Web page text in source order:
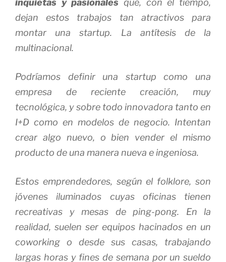
dejan estos trabajos tan atractivos para
montar unastartup. La antítesis de la
multinacional.
Podríamos definir una startup como una
empresa de reciente creación, muy
tecnológica, y sobre todo innovadora tanto en
I+D como en modelos de negocio. Intentan
crear algo nuevo, o bien vender el mismo
producto de una manera nueva e ingeniosa.
Estos emprendedores, según el folklore, son
jóvenes iluminados cuyas oficinas tienen
recreativas y mesas de ping-pong. En la
realidad, suelen ser equipos hacinados en un
coworking o desde sus casas, trabajando
largas horas y fines de semana por un sueldo